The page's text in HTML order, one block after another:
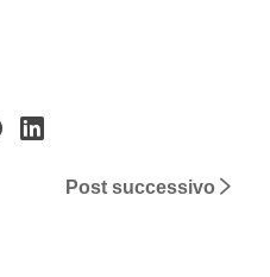
Post successivo